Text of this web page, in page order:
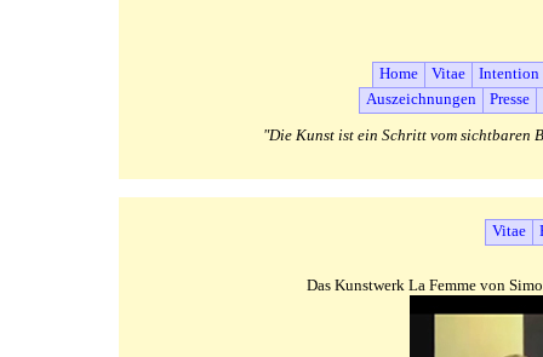
Home Vitae
Intention
Auszeichnungen
Presse
"Die Kunst ist ein Schritt vom sichtbaren
Vitae
Das Kunstwerk La Femme von